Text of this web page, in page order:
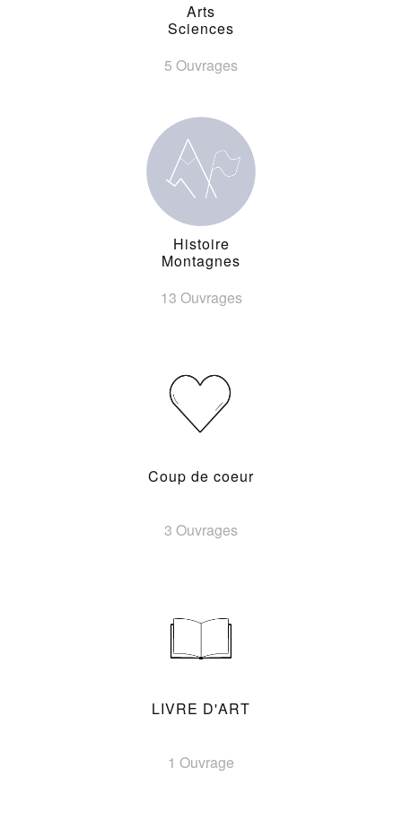
Arts
Sciences
5 Ouvrages
Histoire
Montagnes
13 Ouvrages
Coup de coeur
3 Ouvrages
LIVRE D'ART
1 Ouvrage